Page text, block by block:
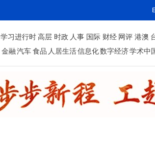
学习进行时 高层 时政 人事 国际 财经 网评 港澳
金融 汽车 食品 人居生活信息化数字经济学术中